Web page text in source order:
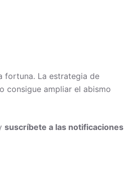
fortuna. La estrategia de
consigue ampliar el abismo
suscríbete a las notificaciones